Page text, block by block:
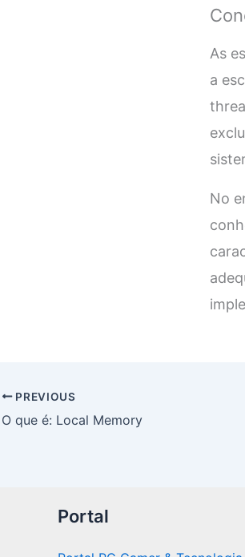
As
a
No
PREVIOUS
O que é: Local Memory
Portal